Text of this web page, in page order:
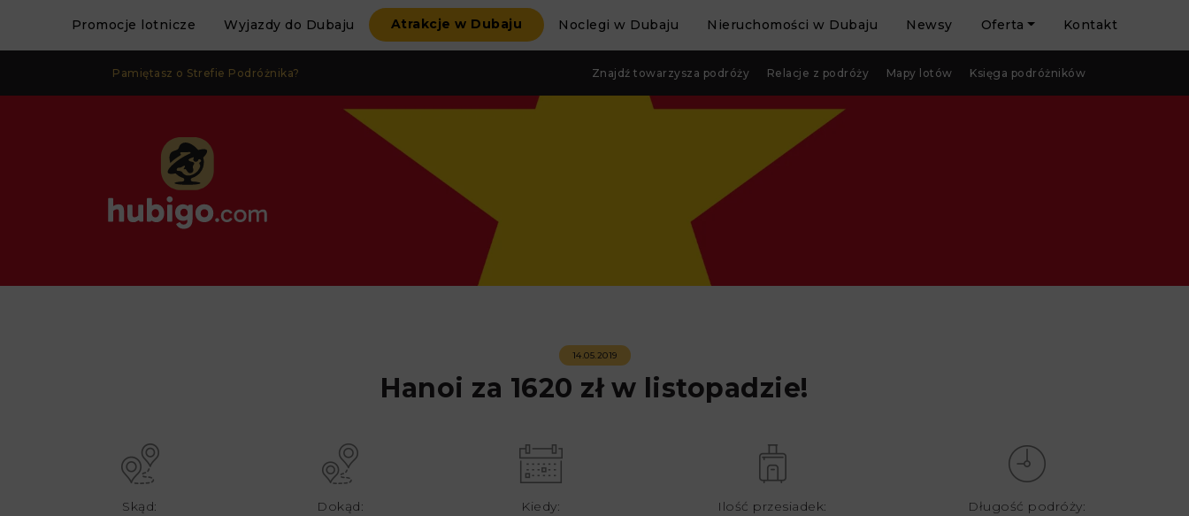
Promocje lotnicze Wyjazdy do Dubaju Atrakcje w Dubaju Noclegi w Dubaju Nieruchomości w Dubaju Newsy Oferta Kontakt
Pamiętasz o Strefie Podróżnika? Znajdź towarzysza podróży Relacje z podróży Mapy lotów Księga podróżników
14.05.2019
Hanoi za 1620 zł w listopadzie!
Skąd:
Dokąd:
Kiedy:
Ilość przesiadek:
Długość podróży: